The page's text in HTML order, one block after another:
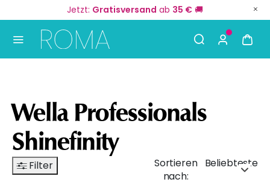
Jetzt: Gratisversand ab 35 € 🚚
Wella Professionals
Shinefinity
Sortieren
nach:
Beliebteste
Filter